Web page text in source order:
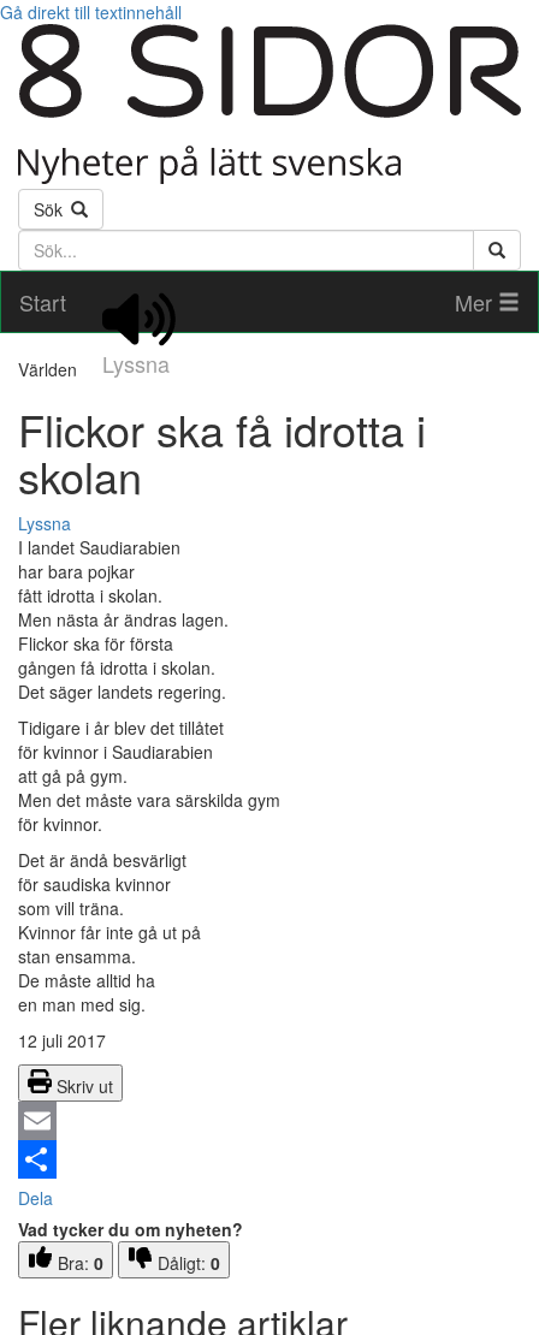
Gå direkt till textinnehåll
Sök
Söktext
Start
Lyssna
Mer
Världen
Flickor ska få idrotta i
skolan
Lyssna
I landet Saudiarabien
har bara pojkar
fått idrotta i skolan.
Men nästa år ändras lagen.
Flickor ska för första
gången få idrotta i skolan.
Det säger landets regering.
Tidigare i år blev det tillåtet
för kvinnor i Saudiarabien
att gå på gym.
Men det måste vara särskilda gym
för kvinnor.
Det är ändå besvärligt
för saudiska kvinnor
som vill träna.
Kvinnor får inte gå ut på
stan ensamma.
De måste alltid ha
en man med sig.
12 juli 2017
Skriv ut
Email
Dela
Vad tycker du om nyheten?
Bra: 0 Dåligt: 0
Fler liknande artiklar